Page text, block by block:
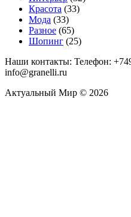
Красота (33)
Мода (33)
Разное (65)
Шопинг (25)
Наши контакты: Телефон:
info@granelli.ru
Актуальный Мир © 2026